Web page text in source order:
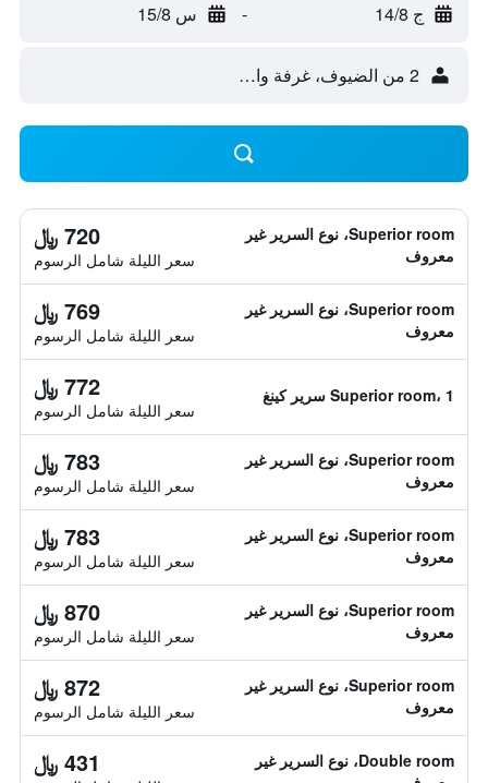
ج 14/8 - س 15/8
2 من الضيوف، غرفة واحدة
Superior room، نوع السرير غير
معروف
720 ﷼
سعر الليلة شامل الرسوم
Superior room، نوع السرير غير
معروف
769 ﷼
سعر الليلة شامل الرسوم
Superior room، 1 سرير كينغ 772 ﷼
سعر الليلة شامل الرسوم
Superior room، نوع السرير غير
معروف
783 ﷼
سعر الليلة شامل الرسوم
Superior room، نوع السرير غير
معروف
783 ﷼
سعر الليلة شامل الرسوم
Superior room، نوع السرير غير
معروف
870 ﷼
سعر الليلة شامل الرسوم
Superior room، نوع السرير غير
معروف
872 ﷼
سعر الليلة شامل الرسوم
Double room، نوع السرير غير
431 ﷼